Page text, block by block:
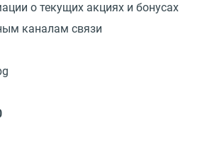
о текущих акциях и бонусах
каналам связи